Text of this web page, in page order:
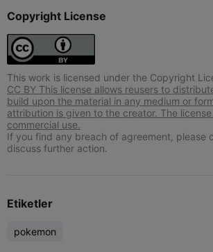
Copyright License
This work is licensed under the Copyright
CC BY This license allows reusers to
build upon the material in any medium or
attribution is given to the creator. The
commercial use.
If you find any breach of agreement, please
discuss further action.
Etiketler
pokemon